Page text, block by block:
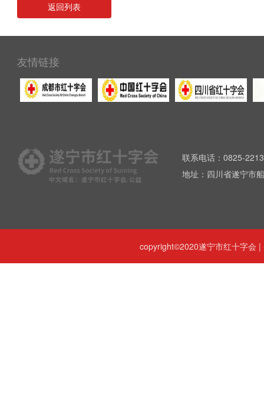
返回列表
友情链接
联系电话：0825-
地址：四川省遂宁市
copyright©2020遂宁市红十字会 |